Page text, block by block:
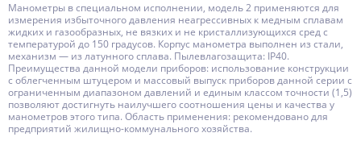
Манометры в специальном исполнении, модель 2 применяются для
измерения избыточного давления неагрессивных к медным сплавам
жидких и газообразных, не вязких и не кристаллизующихся сред с
температурой до 150 градусов. Корпус манометра выполнен из стали,
механизм — из латунного сплава. Пылевлагозащита: IP40.
Преимущества данной модели приборов: использование конструкции
с облегченным штуцером и массовый выпуск приборов данной серии с
ограниченным диапазоном давлений и единым классом точности (1,5)
позволяют достигнуть наилучшего соотношения цены и качества у
манометров этого типа. Область применения: рекомендовано для
предприятий жилищно-коммунального хозяйства.